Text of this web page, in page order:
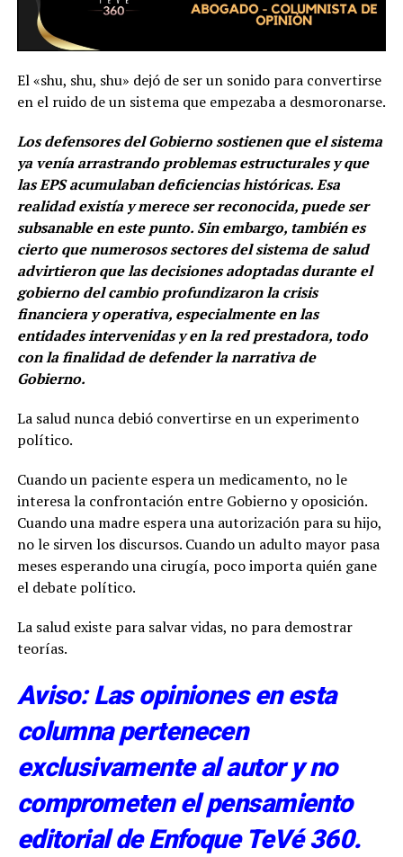
El «shu, shu, shu» dejó de ser un sonido para convertirse
en el ruido de un sistema que empezaba a desmoronarse.
Los defensores del Gobierno sostienen que el sistema
ya venía arrastrando problemas estructurales y que
las EPS acumulaban deficiencias históricas. Esa
realidad existía y merece ser reconocida, puede ser
subsanable en este punto. Sin embargo, también es
cierto que numerosos sectores del sistema de salud
advirtieron que las decisiones adoptadas durante el
gobierno del cambio profundizaron la crisis
financiera y operativa, especialmente en las
entidades intervenidas y en la red prestadora, todo
con la finalidad de defender la narrativa de
Gobierno.
La salud nunca debió convertirse en un experimento
político.
Cuando un paciente espera un medicamento, no le
interesa la confrontación entre Gobierno y oposición.
Cuando una madre espera una autorización para su hijo,
no le sirven los discursos. Cuando un adulto mayor pasa
meses esperando una cirugía, poco importa quién gane
el debate político.
La salud existe para salvar vidas, no para demostrar
teorías.
Aviso: Las opiniones en esta
columna pertenecen
exclusivamente al autor y no
comprometen el pensamiento
editorial de Enfoque TeVé 360.